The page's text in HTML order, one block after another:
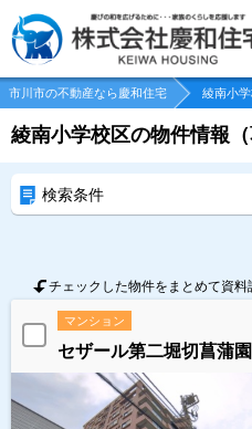
市川市の不動産なら慶和住宅 綾南小学
綾南小学校区の物件情報（
検索条件
チェックした物件をまとめて資料
マンション
セザール第二堀切菖蒲園